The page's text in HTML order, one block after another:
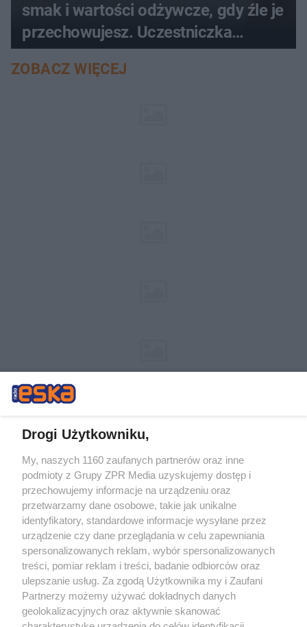
smak i wartości odżywcze, gdy źle je
przechowujesz. Uczestniczka
"MasterChefa"
ZOBACZ WIĘCEJ
Żaden utwór zamieszczony w serwisie nie może być powielany i
rozpowszechniany lub dalej rozpowszechniany w jakikolwiek sposób (w
tym także elektroniczny lub mechaniczny) na jakimkolwiek polu
eksploatacji w jakiejkolwiek formie, włącznie z umieszczaniem w
Internecie bez pisemnej zgody właściciela praw. Jakiekolwiek użycie lub
wykorzystanie utworów w całości lub w części z naruszeniem prawa,
tzn. bez właściwej zgody, jest zabronione pod groźbą kary i może być
ścigane prawnie.
Drogi Użytkowniku,
My, naszych 1160 zaufanych partnerów oraz inne
podmioty z Grupy ZPR Media uzyskujemy dostęp i
przechowujemy informacje na urządzeniu oraz
przetwarzamy dane osobowe, takie jak unikalne
identyfikatory, standardowe informacje wysyłane przez
urządzenie czy dane przeglądania w celu zapewniania
spersonalizowanych reklam, wybór spersonalizowanych
treści, pomiar reklam i treści, badanie odbiorców oraz
ulepszanie usług. Za zgodą Użytkownika my i Zaufani
Partnerzy możemy używać dokładnych danych
geolokalizacyjnych oraz aktywnie skanować